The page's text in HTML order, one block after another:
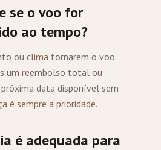
se o voo for
ao tempo?
ou clima tornarem o voo
um reembolso total ou
data disponível sem
é sempre a prioridade.
é adequada para